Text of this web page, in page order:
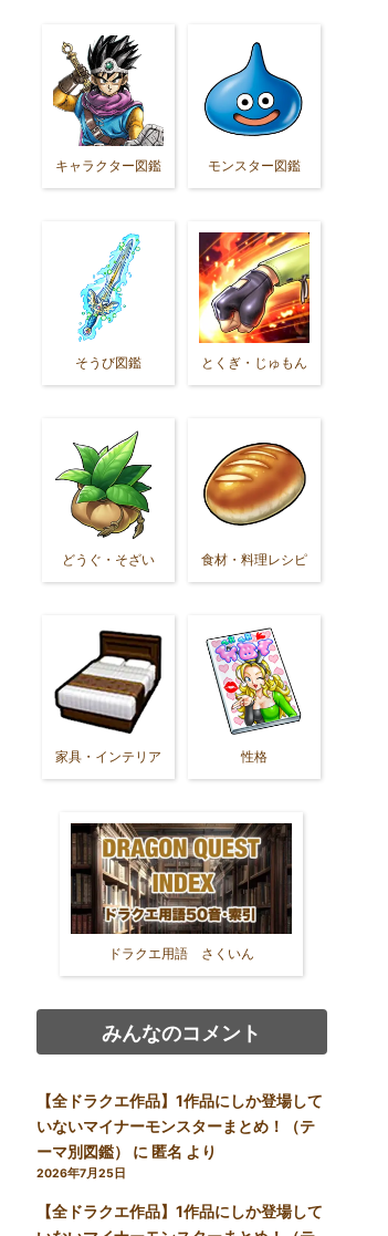
キャラクター図鑑 モンスター図鑑
そうび図鑑 とくぎ・じゅもん
どうぐ・そざい 食材・料理レシピ
家具・インテリア 性格
ドラクエ用語 さくいん
みんなのコメント
【全ドラクエ作品】1作品にしか登場して
いないマイナーモンスターまとめ！（テ
ーマ別図鑑）
に 匿名 より
2026年7月25日
【全ドラクエ作品】1作品にしか登場して